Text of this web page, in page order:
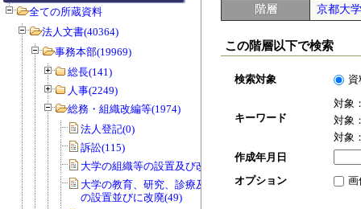
全ての所蔵資料
法人文書(40364)
事務本部(19969)
総長(141)
人事(2249)
総務・組織改編等(1974)
法人登記(0)
訴訟(115)
大学の組織等の設置及び改廃(57)
大学の教育、研究、診療及び事務組織
の設置並びに改廃(49)
階層
京都大
この階層以下で検索
検索対象 資
キーワード
対象
対象
対象
作成年月日
オプション
画